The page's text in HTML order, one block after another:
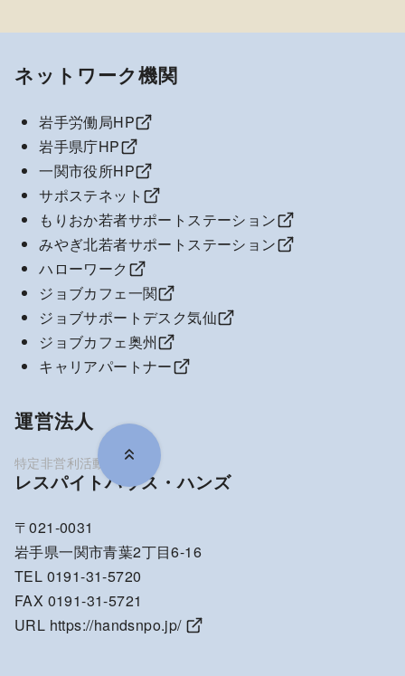
ネットワーク機関
岩手労働局HP
岩手県庁HP
一関市役所HP
サポステネット
もりおか若者サポートステーション
みやぎ北若者サポートステーション
ハローワーク
ジョブカフェ一関
ジョブサポートデスク気仙
ジョブカフェ奥州
キャリアパートナー
運営法人
レスパイトハウス・ハンズ
〒021-0031
岩手県一関市青葉2丁目6-16
TEL 0191-31-5720
FAX 0191-31-5721
URL https://handsnpo.jp/